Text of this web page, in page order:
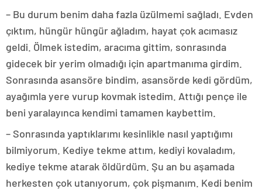
– Bu durum benim daha fazla üzülmemi sağladı. Evden
çıktım, hüngür hüngür ağladım, hayat çok acımasız
geldi. Ölmek istedim, aracıma gittim, sonrasında
gidecek bir yerim olmadığı için apartmanıma girdim.
Sonrasında asansöre bindim, asansörde kedi gördüm,
ayağımla yere vurup kovmak istedim. Attığı pençe ile
beni yaralayınca kendimi tamamen kaybettim.
– Sonrasında yaptıklarımı kesinlikle nasıl yaptığımı
bilmiyorum. Kediye tekme attım, kediyi kovaladım,
kediye tekme atarak öldürdüm. Şu an bu aşamada
herkesten çok utanıyorum, çok pişmanım. Kedi benim